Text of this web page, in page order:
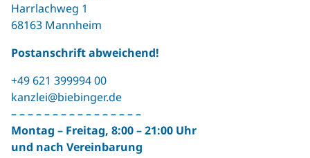
Harrlachweg 1
68163 Mannheim
Postanschrift abweichend!
+49 621 399994 00
kanzlei@biebinger.de
– – – – – – – – – – – – – – – –
Montag – Freitag, 8:00 – 21:00 Uhr
und nach Vereinbarung